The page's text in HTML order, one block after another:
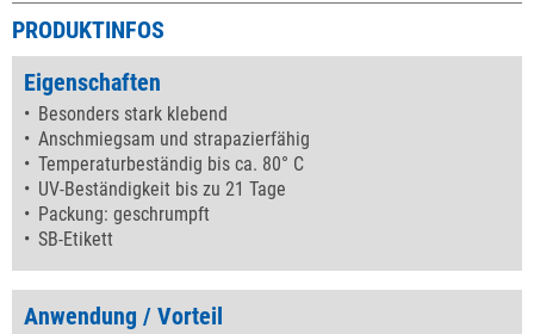
PRODUKTINFOS
Eigenschaften
Besonders stark klebend
Anschmiegsam und strapazierfähig
Temperaturbeständig bis ca. 80° C
UV-Beständigkeit bis zu 21 Tage
Packung: geschrumpft
SB-Etikett
Anwendung / Vorteil